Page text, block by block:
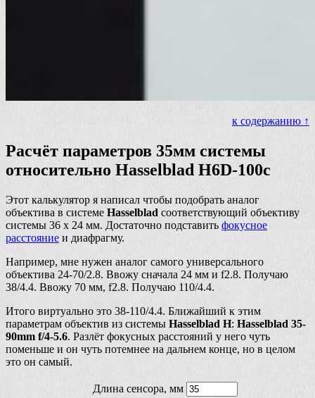
к содержанию ↑
Расчёт параметров 35мм системы
относительно Hasselblad H6D-100c
Этот калькулятор я написал чтобы подобрать аналог
объектива в системе Hasselblad соответствующий объективу
системы 36 х 24 мм. Достаточно подставить фокусное
расстояние и диафрагму.
Например, мне нужен аналог самого универсального
объектива 24-70/2.8. Ввожу сначала 24 мм и f2.8. Получаю
38/4.4. Ввожу 70 мм, f2.8. Получаю 110/4.4.
Итого виртуально это 38-110/4.4. Ближайший к этим
параметрам объектив из системы Hasselblad H: Hasselblad 35-
90mm f/4-5.6. Разлёт фокусных расстояний у него чуть
поменьше и он чуть потемнее на дальнем конце, но в целом
это он самый.
Длина сенсора, мм